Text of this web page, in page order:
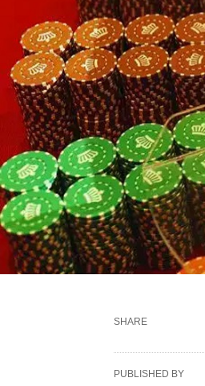
SHARE
PUBLISHED BY